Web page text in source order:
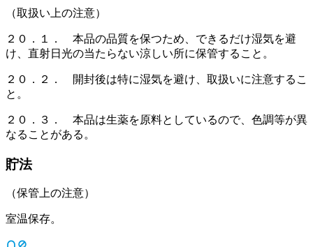
（取扱い上の注意）
２０．１． 本品の品質を保つため、できるだけ湿気を避
け、直射日光の当たらない涼しい所に保管すること。
２０．２． 開封後は特に湿気を避け、取扱いに注意するこ
と。
２０．３． 本品は生薬を原料としているので、色調等が異
なることがある。
貯法
（保管上の注意）
室温保存。